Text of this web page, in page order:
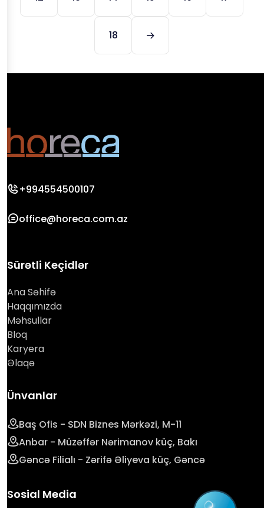
18
+994554500107
office@horeca.com.az
Sürətli Keçidlər
Ana Səhifə
Haqqımızda
Məhsullar
Bloq
Karyera
Əlaqə
Ünvanlar
Baş Ofis - SDN Biznes Mərkəzi, M-11
Anbar - Müzəffər Nərimanov küç, Bakı
Gəncə Filialı - Zərifə Əliyeva küç, Gəncə
Sosial Media